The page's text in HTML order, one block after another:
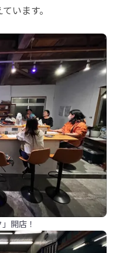
います。
開店！